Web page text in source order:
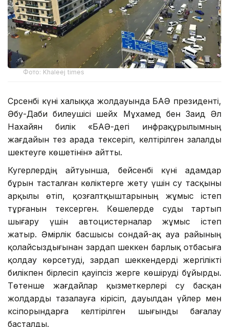
Фото: Khaleej times
Сәрсенбі күні халыққа жолдауында БАӘ президенті,
Әбу-Даби билеушісі шейх Мұхамед бен Заид Әл
Нахайян билік «БАӘ-дегі инфрақұрылымның
жағдайын тез арада тексеріп, келтірілген залалды
шектеуге көшетінін» айтты.
Куәгерлердің айтуынша, бейсенбі күні адамдар
бұрын тасталған көліктерге жету үшін су тасқыны
арқылы өтіп, қозғалтқыштарының жұмыс істеп
тұрғанын тексерген. Көшелерде суды тартып
шығару үшін автоцистерналар жұмыс істеп
жатыр. Әмірлік басшысы сондай-ақ ауа райының
қолайсыздығынан зардап шеккен барлық отбасыға
қолдау көрсетуді, зардап шеккендерді жергілікті
билікпен бірлесіп қауіпсіз жерге көшіруді бұйырды.
Төтенше жағдайлар қызметкерлері су басқан
жолдарды тазалауға кірісіп, дауылдан үйлер мен
кәсіпорындарға келтірілген шығынды бағалау
басталды.